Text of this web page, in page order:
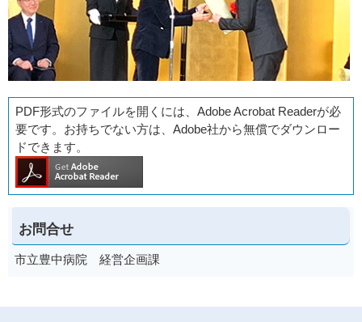
PDF形式のファイルを開くには、Adobe Acrobat Readerが必
要です。お持ちでない方は、Adobe社から無償でダウンロー
ドできます。
お問合せ
市立豊中病院 経営企画課